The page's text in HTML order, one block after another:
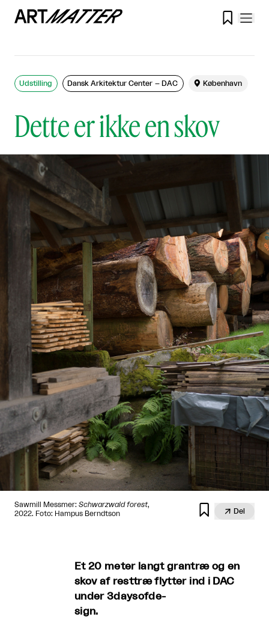

Dette er ikke en skov
Udstilling Dansk Arkitektur Center – DAC  København
Sawmill Messmer: Schwarzwald forest,
2022. Foto: Hampus Berndtson
  Del
Et 20 meter langt grantræ og en
skov af resttræ flytter ind i DAC
under 3daysofde-
sign.